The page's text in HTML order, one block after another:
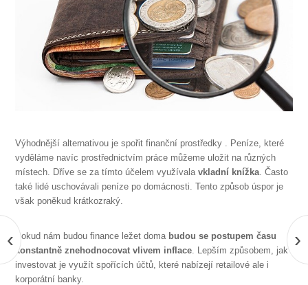
Výhodnější alternativou je spořit finanční prostředky
. Peníze, které
vyděláme navíc prostřednictvím práce můžeme uložit na různých
místech. Dříve se za tímto účelem využívalavkladní knížka . Často
také lidé uschovávali peníze po domácnosti. Tento způsob úspor je
však poněkud krátkozraký.
Pokud nám budou finance ležet doma budou se postupem času
konstantně znehodnocovat vlivem inflace . Lepším způsobem, jak
investovat je využít spořících účtů, které nabízejí retailové ale i
korporátní banky.
‹ ›